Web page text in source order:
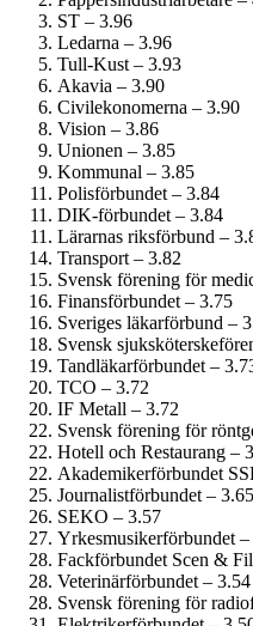
ST – 3.96
Ledarna – 3.96
Tull-Kust – 3.93
Akavia – 3.90
Civil­ekonomerna – 3.90
Vision – 3.86
Unionen – 3.85
Kommunal – 3.85
Polisförbundet – 3.84
DIK-förbundet – 3.84
Lärarnas riksförbund –
Transport – 3.82
Svensk förening för
Finans­förbundet – 3.75
Sveriges läkarförbund –
Svensk
Tandläkar­förbundet –
TCO – 3.72
IF Metall – 3.72
Svensk förening för
Hotell och Restaurang –
Akademiker­förbundet
Journalist­förbundet – 3.65
SEKO – 3.57
Yrkesmusiker­förbundet
Fackförbundet Scen &
Veterinärförbundet – 3.54
Svensk förening för